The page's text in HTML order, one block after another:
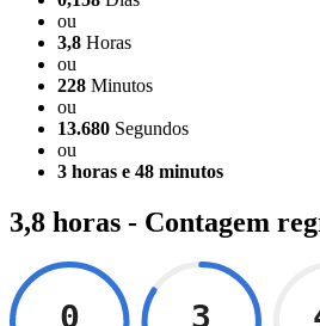
ou
3,8 Horas
ou
228 Minutos
ou
13.680 Segundos
ou
3 horas e 48 minutos
3,8 horas - Contagem
0 3